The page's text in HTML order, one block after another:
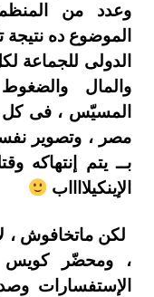
وعدد من
الموضوع ده نتيجة
الدولى للجماعة
والمال والضغوط
المسيّس ، فى
مصر ، وتصوير
بــ يتم إنتهاكه
الإينكيلااااب
لكن ماتخافوش ،
، ومحضّر كويس
الإستفسارات